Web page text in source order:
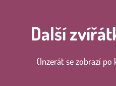
Další
(Inzerát se zobrazí